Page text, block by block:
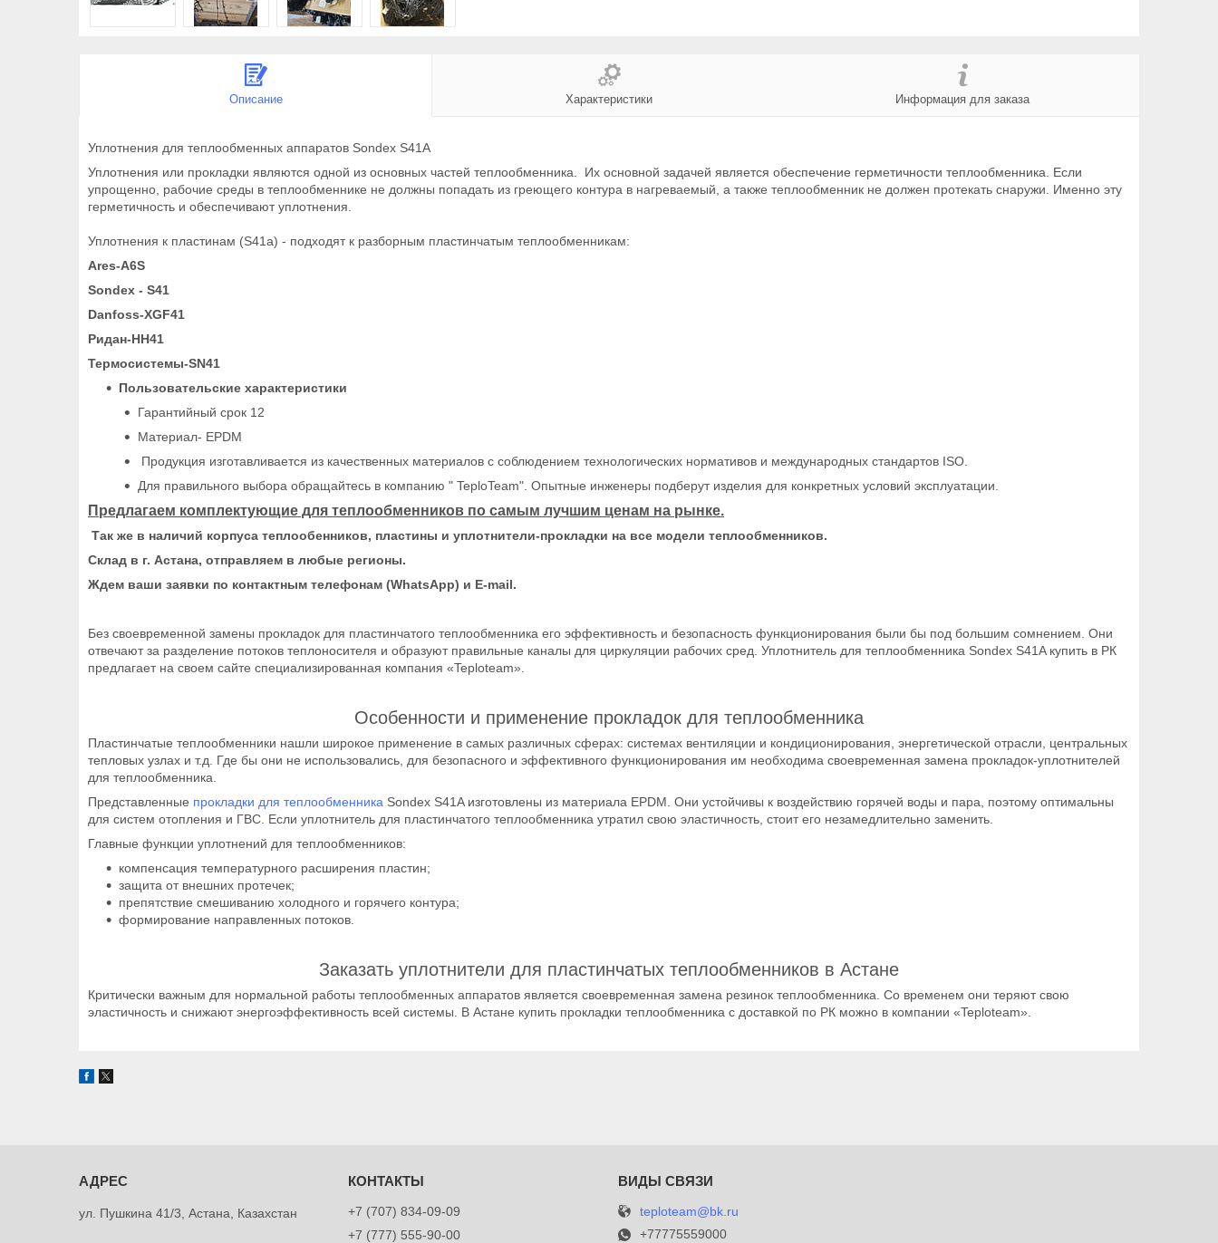
Описание Характеристики Информация для заказа
Уплотнения для теплообменных аппаратов Sondex S41A
Уплотнения или прокладки являются одной из основных частей теплообменника. Их основной задачей является обеспечение герметичности теплообменника. Если
упрощенно, рабочие среды в теплообменнике не должны попадать из греющего контура в нагреваемый, а также теплообменник не должен протекать снаружи. Именно эту
герметичность и обеспечивают уплотнения.
Уплотнения к пластинам (S41a) - подходят к разборным пластинчатым теплообменникам:
Ares-A6S
Sondex - S41
Danfoss-XGF41
Ридан-HH41
Термосистемы-SN41
Пользовательские характеристики
Гарантийный срок 12
Материал- EPDM
Продукция изготавливается из качественных материалов с соблюдением технологических нормативов и международных стандартов ISO.
Для правильного выбора обращайтесь в компанию " TeploTeam". Опытные инженеры подберут изделия для конкретных условий эксплуатации.
Предлагаем комплектующие для теплообменников по самым лучшим ценам на рынке.
Так же в наличий корпуса теплообенников, пластины и уплотнители-прокладки на все модели теплообменников.
Склад в г. Астана, отправляем в любые регионы.
Ждем ваши заявки по контактным телефонам (WhatsApp) и Е-mail.
Без своевременной замены прокладок для пластинчатого теплообменника его эффективность и безопасность функционирования были бы под большим сомнением. Они
отвечают за разделение потоков теплоносителя и образуют правильные каналы для циркуляции рабочих сред. Уплотнитель для теплообменника Sondex S41A купить в РК
предлагает на своем сайте специализированная компания «Teploteam».
Особенности и применение прокладок для теплообменника
Пластинчатые теплообменники нашли широкое применение в самых различных сферах: системах вентиляции и кондиционирования, энергетической отрасли, центральных
тепловых узлах и т.д. Где бы они не использовались, для безопасного и эффективного функционирования им необходима своевременная замена прокладок-уплотнителей
для теплообменника.
Представленные прокладки для теплообменника Sondex S41A изготовлены из материала EPDM. Они устойчивы к воздействию горячей воды и пара, поэтому оптимальны
для систем отопления и ГВС. Если уплотнитель для пластинчатого теплообменника утратил свою эластичность, стоит его незамедлительно заменить.
Главные функции уплотнений для теплообменников:
компенсация температурного расширения пластин;
защита от внешних протечек;
препятствие смешиванию холодного и горячего контура;
формирование направленных потоков.
Заказать уплотнители для пластинчатых теплообменников в Астане
Критически важным для нормальной работы теплообменных аппаратов является своевременная замена резинок теплообменника. Со временем они теряют свою
эластичность и снижают энергоэффективность всей системы. В Астане купить прокладки теплообменника с доставкой по РК можно в компании «Teploteam».
ул. Пушкина 41/3, Астана, Казахстан
+7 (707) 834-09-09
+7 (777) 555-90-00
teploteam@bk.ru
+77775559000